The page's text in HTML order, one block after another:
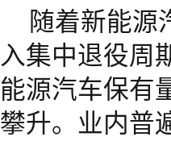
随着新能源
入集中退役周
能源汽车保有
攀升。业内普